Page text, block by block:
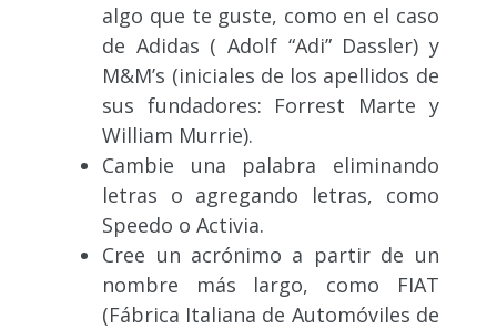
algo que te guste, como en el caso
de Adidas ( Adolf “Adi” Dassler) y
M&M’s (iniciales de los apellidos de
sus fundadores: Forrest Marte y
William Murrie).
Cambie una palabra eliminando
letras o agregando letras, como
Speedo o Activia.
Cree un acrónimo a partir de un
nombre más largo, como FIAT
(Fábrica Italiana de Automóviles de